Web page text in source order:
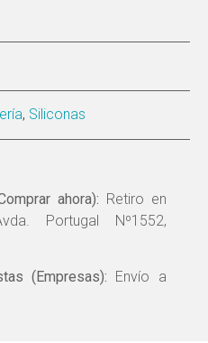
, Siliconas
ahora): Retiro en
Portugal Nº1552,
(Empresas): Envío a